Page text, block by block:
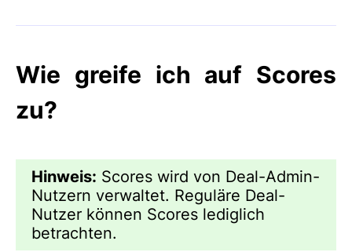
Wie greife ich auf Scores
zu?
Hinweis: Scores wird von Deal-Admin-
Nutzern verwaltet. Reguläre Deal-
Nutzer können Scores lediglich
betrachten.